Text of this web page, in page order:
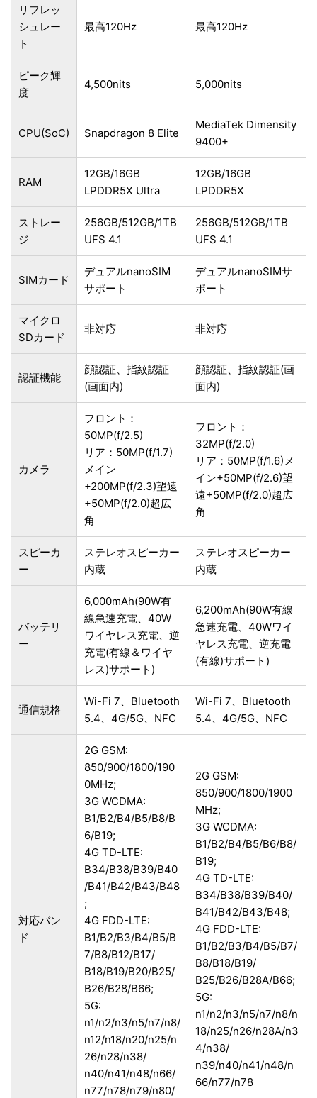
リフレッ
シュレー
ト
最高120Hz 最高120Hz
ピーク輝
度
4,500nits 5,000nits
CPU(SoC) Snapdragon 8 Elite
MediaTek Dimensity
9400+
RAM
12GB/16GB
LPDDR5X Ultra
12GB/16GB
LPDDR5X
ストレー
ジ
256GB/512GB/1TB
UFS 4.1
256GB/512GB/1TB
UFS 4.1
SIMカード
デュアルnanoSIM
サポート
デュアルnanoSIMサ
ポート
マイクロ
SDカード
非対応 非対応
認証機能
顔認証、指紋認証
(画面内)
顔認証、指紋認証(画
面内)
カメラ
フロント：
50MP(f/2.5)
リア：50MP(f/1.7)
メイン
+200MP(f/2.3)望遠
+50MP(f/2.0)超広
角
フロント：
32MP(f/2.0)
リア：50MP(f/1.6)メ
イン+50MP(f/2.6)望
遠+50MP(f/2.0)超広
角
スピーカ
ー
ステレオスピーカー
内蔵
ステレオスピーカー
内蔵
バッテリ
ー
6,000mAh(90W有
線急速充電、40W
ワイヤレス充電、逆
充電(有線＆ワイヤ
レス)サポート)
6,200mAh(90W有線
急速充電、40Wワイ
ヤレス充電、逆充電
(有線)サポート)
通信規格
Wi-Fi 7、Bluetooth
5.4、4G/5G、NFC
Wi-Fi 7、Bluetooth
5.4、4G/5G、NFC
対応バン
ド
2G GSM:
850/900/1800/190
0MHz;
3G WCDMA:
B1/B2/B4/B5/B8/B
6/B19;
4G TD-LTE:
B34/B38/B39/B40
/B41/B42/B43/B48
;
4G FDD-LTE:
B1/B2/B3/B4/B5/B
7/B8/B12/B17/
B18/B19/B20/B25/
B26/B28/B66;
5G:
n1/n2/n3/n5/n7/n8/
n12/n18/n20/n25/n
26/n28/n38/
n40/n41/n48/n66/
n77/n78/n79/n80/
2G GSM:
850/900/1800/1900
MHz;
3G WCDMA:
B1/B2/B4/B5/B6/B8/
B19;
4G TD-LTE:
B34/B38/B39/B40/
B41/B42/B43/B48;
4G FDD-LTE:
B1/B2/B3/B4/B5/B7/
B8/B18/B19/
B25/B26/B28A/B66;
5G:
n1/n2/n3/n5/n7/n8/n
18/n25/n26/n28A/n3
4/n38/
n39/n40/n41/n48/n
66/n77/n78